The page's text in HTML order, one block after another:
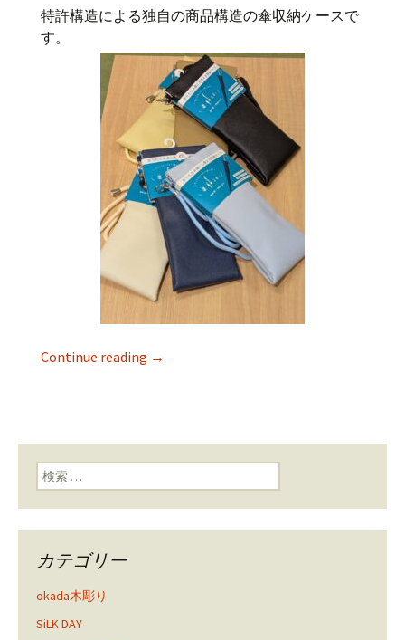
特許構造による独自の商品構造の傘収納ケースで
す。
Continue reading →
検索:
カテゴリー
okada木彫り
SiLK DAY